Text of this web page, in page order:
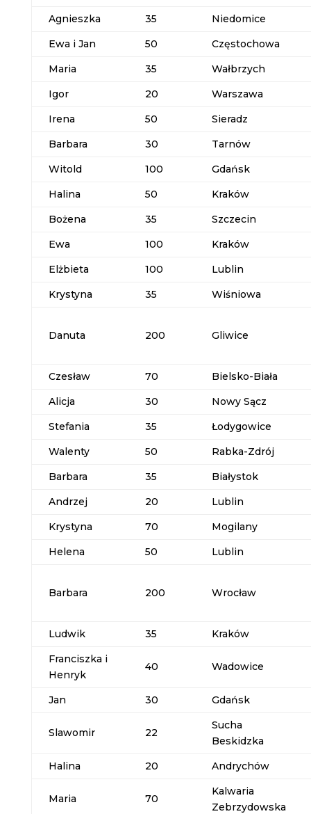
Agnieszka 35
Niedomice
Ewa i Jan
50
Częstochowa
Maria
35
Wałbrzych
Igor
20
Warszawa
Irena
50
Sieradz
Barbara
30
Tarnów
Witold
100
Gdańsk
Halina
50
Kraków
Bożena
35
Szczecin
Ewa
100
Kraków
Elżbieta
100
Lublin
Krystyna
35 Wiśniowa
Danuta 200 Gliwice
Czesław 70
Bielsko-Biała
Alicja
30
Nowy Sącz
Stefania
35
Łodygowice
Walenty
50
Rabka-Zdrój
Barbara
35
Białystok
Andrzej
20
Lublin
Krystyna
70
Mogilany
Helena
50 Lublin
Barbara 200 Wrocław
Ludwik 35
Kraków
Franciszka i
Henryk
40 Wadowice
Jan 30 Gdańsk
Slawomir 22
Sucha
Beskidzka
Halina
20 Andrychów
Maria 70
Kalwaria
Zebrzydowska